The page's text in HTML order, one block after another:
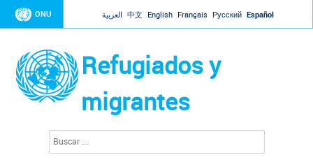
Jump to navigation
ONU العربية 中文 English Français Русский Español
Refugiados y
migrantes
s